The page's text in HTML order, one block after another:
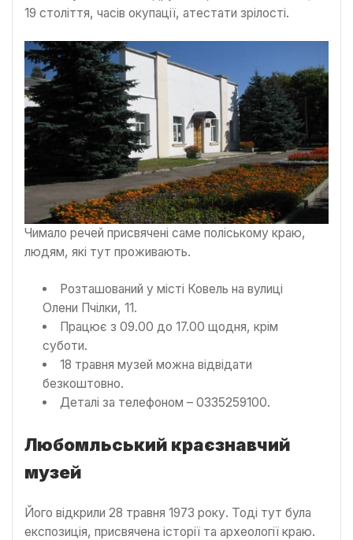
19 століття, часів окупації, атестати зрілості.
Чимало речей присвячені саме поліському краю,
людям, які тут проживають.
Розташований у місті Ковель на вулиці
Олени Пчілки, 11.
Працює з 09.00 до 17.00 щодня, крім
суботи.
18 травня музей можна відвідати
безкоштовно.
Деталі за телефоном – 0335259100.
Любомльський краєзнавчий
музей
Його відкрили 28 травня 1973 року. Тоді тут була
експозиція, присвячена історії та археології краю.